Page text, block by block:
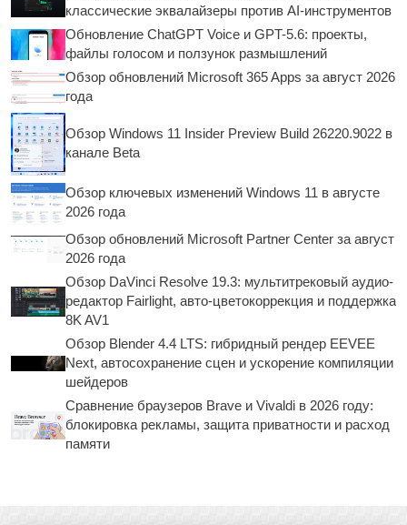
классические эквалайзеры против AI-инструментов
Обновление ChatGPT Voice и GPT-5.6: проекты,
файлы голосом и ползунок размышлений
Обзор обновлений Microsoft 365 Apps за август 2026
года
Обзор Windows 11 Insider Preview Build 26220.9022 в
канале Beta
Обзор ключевых изменений Windows 11 в августе
2026 года
Обзор обновлений Microsoft Partner Center за август
2026 года
Обзор DaVinci Resolve 19.3: мультитрековый аудио-
редактор Fairlight, авто-цветокоррекция и поддержка
8K AV1
Обзор Blender 4.4 LTS: гибридный рендер EEVEE
Next, автосохранение сцен и ускорение компиляции
шейдеров
Сравнение браузеров Brave и Vivaldi в 2026 году:
блокировка рекламы, защита приватности и расход
памяти